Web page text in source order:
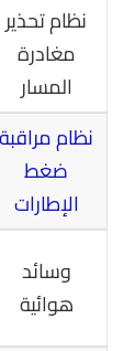
نظام تحذير
مغادرة
المسار
نظام مراقبة
ضغط
الإطارات
وسائد
هوائية